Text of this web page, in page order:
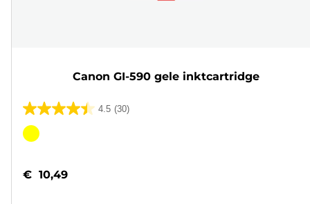
Canon GI-590 gele inktcartridge
4.5 (30)
4.5
van
sterren.
Kleurencartridge
€ 10,49